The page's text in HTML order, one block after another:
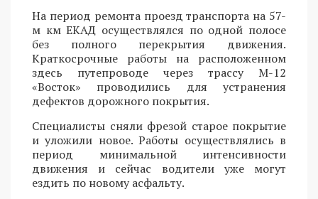
На период ремонта проезд транспорта на 57-
м км ЕКАД осуществлялся по одной полосе
без полного перекрытия движения.
Краткосрочные работы на расположенном
здесь путепроводе через трассу М-12
«Восток» проводились для устранения
дефектов дорожного покрытия.
Специалисты сняли фрезой старое покрытие
и уложили новое. Работы осуществлялись в
период минимальной интенсивности
движения и сейчас водители уже могут
ездить по новому асфальту.